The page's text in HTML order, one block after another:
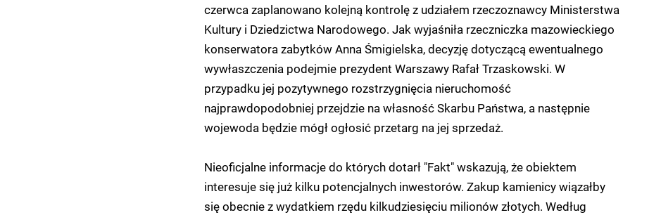
czerwca zaplanowano kolejną kontrolę z udziałem rzeczoznawcy Ministerstwa
Kultury i Dziedzictwa Narodowego. Jak wyjaśniła rzeczniczka mazowieckiego
konserwatora zabytków Anna Śmigielska, decyzję dotyczącą ewentualnego
wywłaszczenia podejmie prezydent Warszawy Rafał Trzaskowski. W
przypadku jej pozytywnego rozstrzygnięcia nieruchomość
najprawdopodobniej przejdzie na własność Skarbu Państwa, a następnie
wojewoda będzie mógł ogłosić przetarg na jej sprzedaż.
Nieoficjalne informacje do których dotarł "Fakt" wskazują, że obiektem
interesuje się już kilku potencjalnych inwestorów. Zakup kamienicy wiązałby
się obecnie z wydatkiem rzędu kilkudziesięciu milionów złotych. Według